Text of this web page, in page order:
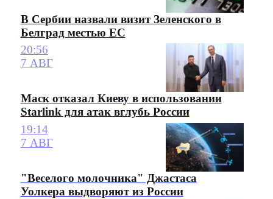
В Сербии назвали визит Зеленского в
Белград местью ЕС
20:56
7 АВГ
Маск отказал Киеву в использовании
Starlink для атак вглубь России
19:14
7 АВГ
"Веселого молочника" Джастаса
Уолкера выдворяют из России